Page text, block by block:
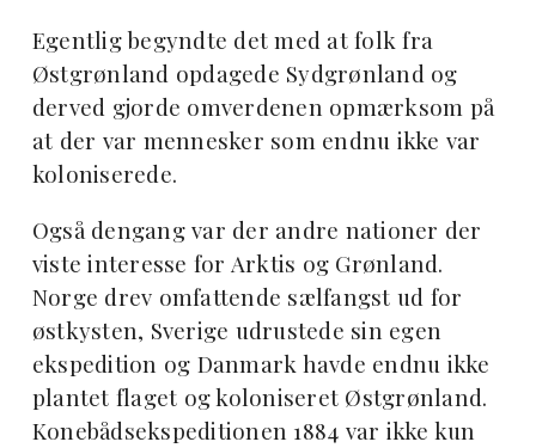
Egentlig begyndte det med at folk fra
Østgrønland opdagede Sydgrønland og
derved gjorde omverdenen opmærksom på
at der var mennesker som endnu ikke var
koloniserede.
Også dengang var der andre nationer der
viste interesse for Arktis og Grønland.
Norge drev omfattende sælfangst ud for
østkysten, Sverige udrustede sin egen
ekspedition og Danmark havde endnu ikke
plantet flaget og koloniseret Østgrønland.
Konebådsekspeditionen 1884 var ikke kun